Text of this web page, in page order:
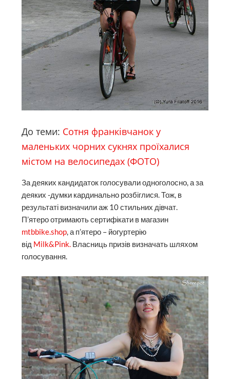
До теми: Сотня франківчанок у
маленьких чорних сукнях проїхалися
містом на велосипедах (ФОТО)
За деяких кандидаток голосували одноголосно, а за
деяких -думки кардинально розбіглися. Тож, в
результаті визначили аж 10 стильних дівчат.
П’ятеро отримають сертифікати в магазин
mtbbike.shop, а п’ятеро – йогуртерію
від Milk&Pink. Власниць призів визначать шляхом
голосування.